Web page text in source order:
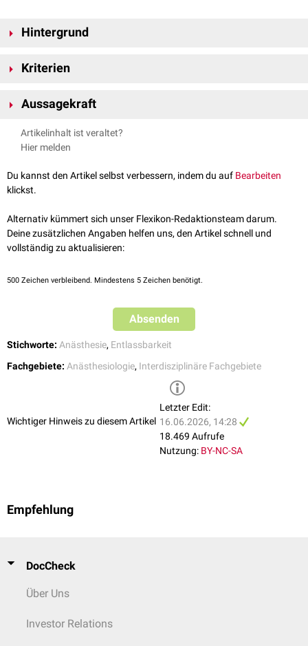
Hintergrund
Antonio Aldrete entwickelt und inzwischen weiter modifiziert. Der
Kriterien
damit einen Maximalwert von 10 Punkten. Eine Entlassung kann ab 9
Merkmal
Aktivität
Bewegt sich weder
Bewegt zwei
Aufforderung
Atmung Apnoe
Blutdruck+/- 50 %
Ausgangswertes
vorNarkose
Sauerstoffsättigung
Sauerstoffsättigung
unter 90 % bei
Sauerstoffgabe
Sauerstoffsättigung
über 92 % bei
Sauerstoffgabe
Aussagekraft
Die Aussagekraft des PARS ist umstritten. Der Score geht beispielsweise
nicht auf häufige Symptome im Aufwachraum wie
Artikelinhalt ist veraltet?
Hier melden
Du kannst den Artikel selbst verbessern, indem du auf Bearbeiten
klickst.
Alternativ kümmert sich unser Flexikon-Redaktionsteam darum.
Deine zusätzlichen Angaben helfen uns, den Artikel schnell und
vollständig zu aktualisieren:
500 Zeichen verbleibend. Mindestens 5 Zeichen benötigt.
Absenden
Stichworte: Anästhesie, Entlassbarkeit
Fachgebiete: Anästhesiologie, Interdisziplinäre Fachgebiete
Wichtiger Hinweis zu diesem Artikel
Letzter Edit:
16.06.2026, 14:28
18.469 Aufrufe
Nutzung: BY-NC-SA
Empfehlung
DocCheck
Über Uns
Investor Relations